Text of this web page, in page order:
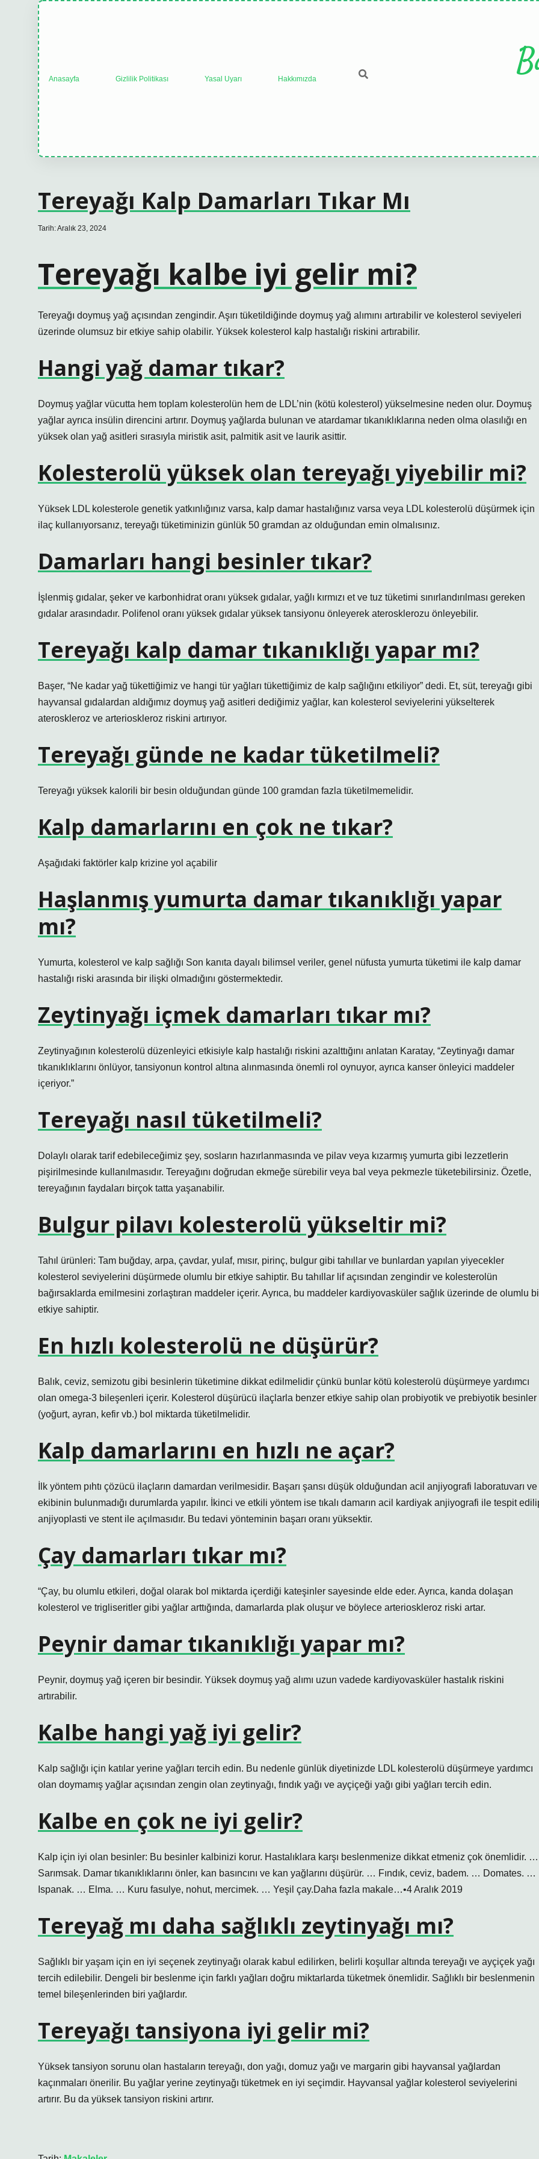
Anasayfa Gizlilik Politikası Yasal Uyarı Hakkımızda
Tereyağı Kalp Damarları Tıkar Mı
Tarih: Aralık 23, 2024
Tereyağı kalbe iyi gelir mi?
Tereyağı doymuş yağ açısından zengindir. Aşırı tüketildiğinde doymuş yağ alımını artırabilir ve kolesterol seviyeleri
üzerinde olumsuz bir etkiye sahip olabilir. Yüksek kolesterol kalp hastalığı riskini artırabilir.
Hangi yağ damar tıkar?
Doymuş yağlar vücutta hem toplam kolesterolün hem de LDL’nin (kötü kolesterol) yükselmesine neden olur. Doymuş
yağlar ayrıca insülin direncini artırır. Doymuş yağlarda bulunan ve atardamar tıkanıklıklarına neden olma olasılığı en
yüksek olan yağ asitleri sırasıyla miristik asit, palmitik asit ve laurik asittir.
Kolesterolü yüksek olan tereyağı yiyebilir mi?
Yüksek LDL kolesterole genetik yatkınlığınız varsa, kalp damar hastalığınız varsa veya LDL kolesterolü düşürmek için
ilaç kullanıyorsanız, tereyağı tüketiminizin günlük 50 gramdan az olduğundan emin olmalısınız.
Damarları hangi besinler tıkar?
İşlenmiş gıdalar, şeker ve karbonhidrat oranı yüksek gıdalar, yağlı kırmızı et ve tuz tüketimi sınırlandırılması gereken
gıdalar arasındadır. Polifenol oranı yüksek gıdalar yüksek tansiyonu önleyerek aterosklerozu önleyebilir.
Tereyağı kalp damar tıkanıklığı yapar mı?
Başer, “Ne kadar yağ tükettiğimiz ve hangi tür yağları tükettiğimiz de kalp sağlığını etkiliyor” dedi. Et, süt, tereyağı gibi
hayvansal gıdalardan aldığımız doymuş yağ asitleri dediğimiz yağlar, kan kolesterol seviyelerini yükselterek
ateroskleroz ve arterioskleroz riskini artırıyor.
Tereyağı günde ne kadar tüketilmeli?
Tereyağı yüksek kalorili bir besin olduğundan günde 100 gramdan fazla tüketilmemelidir.
Kalp damarlarını en çok ne tıkar?
Aşağıdaki faktörler kalp krizine yol açabilir
Haşlanmış yumurta damar tıkanıklığı yapar
mı?
Yumurta, kolesterol ve kalp sağlığı Son kanıta dayalı bilimsel veriler, genel nüfusta yumurta tüketimi ile kalp damar
hastalığı riski arasında bir ilişki olmadığını göstermektedir.
Zeytinyağı içmek damarları tıkar mı?
Zeytinyağının kolesterolü düzenleyici etkisiyle kalp hastalığı riskini azalttığını anlatan Karatay, “Zeytinyağı damar
tıkanıklıklarını önlüyor, tansiyonun kontrol altına alınmasında önemli rol oynuyor, ayrıca kanser önleyici maddeler
içeriyor.”
Tereyağı nasıl tüketilmeli?
Dolaylı olarak tarif edebileceğimiz şey, sosların hazırlanmasında ve pilav veya kızarmış yumurta gibi lezzetlerin
pişirilmesinde kullanılmasıdır. Tereyağını doğrudan ekmeğe sürebilir veya bal veya pekmezle tüketebilirsiniz. Özetle,
tereyağının faydaları birçok tatta yaşanabilir.
Bulgur pilavı kolesterolü yükseltir mi?
Tahıl ürünleri: Tam buğday, arpa, çavdar, yulaf, mısır, pirinç, bulgur gibi tahıllar ve bunlardan yapılan yiyecekler
kolesterol seviyelerini düşürmede olumlu bir etkiye sahiptir. Bu tahıllar lif açısından zengindir ve kolesterolün
bağırsaklarda emilmesini zorlaştıran maddeler içerir. Ayrıca, bu maddeler kardiyovasküler sağlık üzerinde de olumlu
etkiye sahiptir.
En hızlı kolesterolü ne düşürür?
Balık, ceviz, semizotu gibi besinlerin tüketimine dikkat edilmelidir çünkü bunlar kötü kolesterolü düşürmeye yardımcı
olan omega-3 bileşenleri içerir. Kolesterol düşürücü ilaçlarla benzer etkiye sahip olan probiyotik ve prebiyotik besinler
(yoğurt, ayran, kefir vb.) bol miktarda tüketilmelidir.
Kalp damarlarını en hızlı ne açar?
İlk yöntem pıhtı çözücü ilaçların damardan verilmesidir. Başarı şansı düşük olduğundan acil anjiyografi laboratuvarı ve
ekibinin bulunmadığı durumlarda yapılır. İkinci ve etkili yöntem ise tıkalı damarın acil kardiyak anjiyografi ile tespit
anjiyoplasti ve stent ile açılmasıdır. Bu tedavi yönteminin başarı oranı yüksektir.
Çay damarları tıkar mı?
“Çay, bu olumlu etkileri, doğal olarak bol miktarda içerdiği kateşinler sayesinde elde eder. Ayrıca, kanda dolaşan
kolesterol ve trigliseritler gibi yağlar arttığında, damarlarda plak oluşur ve böylece arterioskleroz riski artar.
Peynir damar tıkanıklığı yapar mı?
Peynir, doymuş yağ içeren bir besindir. Yüksek doymuş yağ alımı uzun vadede kardiyovasküler hastalık riskini
artırabilir.
Kalbe hangi yağ iyi gelir?
Kalp sağlığı için katılar yerine yağları tercih edin. Bu nedenle günlük diyetinizde LDL kolesterolü düşürmeye yardımcı
olan doymamış yağlar açısından zengin olan zeytinyağı, fındık yağı ve ayçiçeği yağı gibi yağları tercih edin.
Kalbe en çok ne iyi gelir?
Kalp için iyi olan besinler: Bu besinler kalbinizi korur. Hastalıklara karşı beslenmenize dikkat etmeniz çok önemlidir. …
Sarımsak. Damar tıkanıklıklarını önler, kan basıncını ve kan yağlarını düşürür. … Fındık, ceviz, badem. … Domates. …
Ispanak. … Elma. … Kuru fasulye, nohut, mercimek. … Yeşil çay.Daha fazla makale…•4 Aralık 2019
Tereyağ mı daha sağlıklı zeytinyağı mı?
Sağlıklı bir yaşam için en iyi seçenek zeytinyağı olarak kabul edilirken, belirli koşullar altında tereyağı ve ayçiçek yağı
tercih edilebilir. Dengeli bir beslenme için farklı yağları doğru miktarlarda tüketmek önemlidir. Sağlıklı bir beslenmenin
temel bileşenlerinden biri yağlardır.
Tereyağı tansiyona iyi gelir mi?
Yüksek tansiyon sorunu olan hastaların tereyağı, don yağı, domuz yağı ve margarin gibi hayvansal yağlardan
kaçınmaları önerilir. Bu yağlar yerine zeytinyağı tüketmek en iyi seçimdir. Hayvansal yağlar kolesterol seviyelerini
artırır. Bu da yüksek tansiyon riskini artırır.